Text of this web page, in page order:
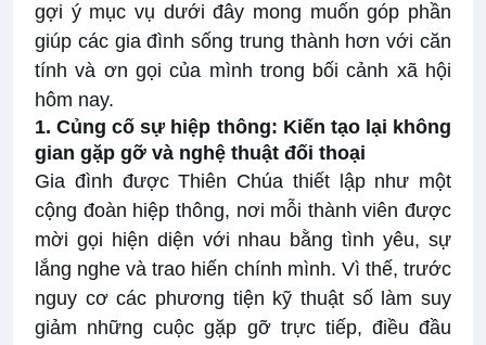
gợi ý mục vụ dưới đây mong muốn góp phần
giúp các gia đình sống trung thành hơn với căn
tính và ơn gọi của mình trong bối cảnh xã hội
hôm nay.
1. Củng cố sự hiệp thông: Kiến tạo lại không
gian gặp gỡ và nghệ thuật đối thoại
Gia đình được Thiên Chúa thiết lập như một
cộng đoàn hiệp thông, nơi mỗi thành viên được
mời gọi hiện diện với nhau bằng tình yêu, sự
lắng nghe và trao hiến chính mình. Vì thế, trước
nguy cơ các phương tiện kỹ thuật số làm suy
giảm những cuộc gặp gỡ trực tiếp, điều đầu